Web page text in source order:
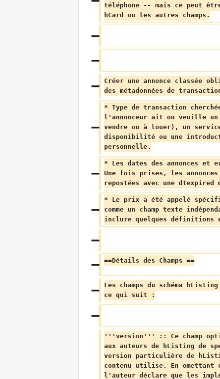
téléphone -- mais ce peut
hCard ou les autres champs.
Créer une annonce classée
des métadonnées de
* Type de transaction
l'annonceur ait ou veuille
vendre ou à louer), un
disponibilité ou une
personnelle.
* Les dates des annonces et
Une fois prises, les
repostées avec une dtexpired
* Le prix a été appelé
comme un champ texte
inclure quelques définitions
==Détails des Champs ==
Les champs du schéma
ce qui suit :
'''version''' :: Ce champ
aux auteurs de hListing de
version particulière de
contenu utilise. En omettant
l'auteur déclare que les